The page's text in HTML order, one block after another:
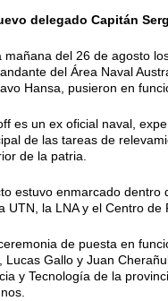
delegado Capitán
mañana del 26 de agosto
del Área Naval
Hansa, pusieron en
es un ex oficial naval,
de las tareas de
de la patria.
estuvo enmarcado
UTN, la LNA y el Centro
de puesta en
Lucas Gallo y Juan
y Tecnología de la